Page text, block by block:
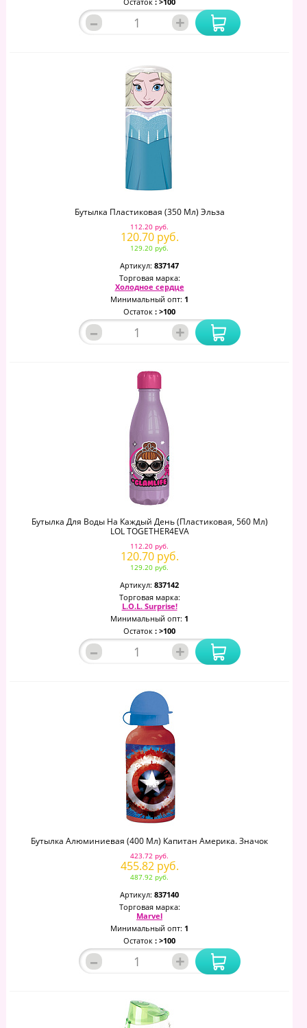
– +
Бутылка Пластиковая (350 Мл) Эльза
112.20 руб.
120.70 руб.
129.20 руб.
Артикул: 837147
Торговая марка:
Холодное сердце
Минимальный опт: 1
Остаток : >100
– +
Бутылка Для Воды На Каждый День (пластиковая, 560 Мл)
LOL TOGETHER4EVA
112.20 руб.
120.70 руб.
129.20 руб.
Артикул: 837142
Торговая марка:
L.O.L. Surprise!
Минимальный опт: 1
Остаток : >100
– +
Бутылка Алюминиевая (400 Мл) Капитан Америка. Значок
423.72 руб.
455.82 руб.
487.92 руб.
Артикул: 837140
Торговая марка:
Marvel
Минимальный опт: 1
Остаток : >100
– +